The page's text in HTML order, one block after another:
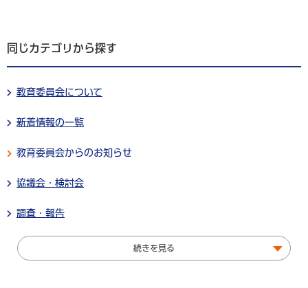
同じカテゴリから探す
教育委員会について
新着情報の一覧
教育委員会からのお知らせ
協議会・検討会
調査・報告
続きを見る